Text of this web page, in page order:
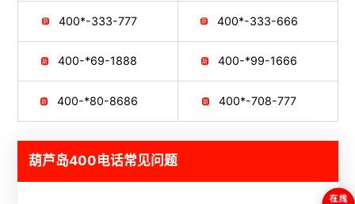
400*-333-777 400*-333-666
400-*69-1888 400-*99-1666
400-*80-8686 400*-708-777
葫芦岛400电话常见问题